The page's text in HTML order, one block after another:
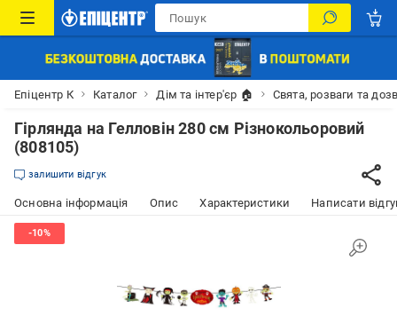
Епіцентр К Каталог Дім та інтер'єр 🏠 Свята, розваги та
Гірлянда на Гелловін 280 см Різнокольоровий
(808105)
залишити відгук
Основна інформація Опис Характеристики Написати